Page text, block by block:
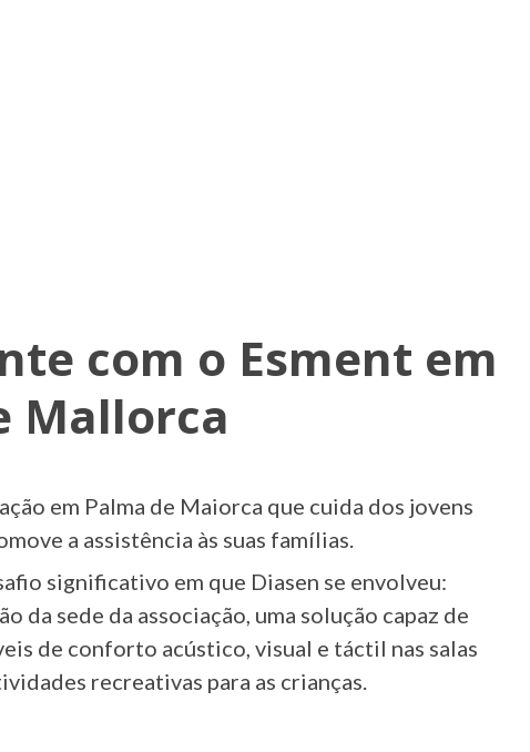
com o Esment em
Mallorca
em Palma de Maiorca que cuida dos jovens
a assistência às suas famílias.
significativo em que Diasen se envolveu:
da sede da associação, uma solução capaz de
de conforto acústico, visual e táctil nas salas
recreativas para as crianças.